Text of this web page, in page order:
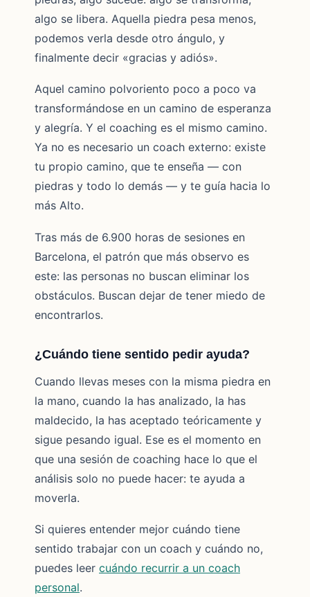
algo se libera. Aquella piedra pesa menos,
podemos verla desde otro ángulo, y
finalmente decir «gracias y adiós».
Aquel camino polvoriento poco a poco va
transformándose en un camino de esperanza
y alegría. Y el coaching es el mismo camino.
Ya no es necesario un coach externo: existe
tu propio camino, que te enseña — con
piedras y todo lo demás — y te guía hacia lo
más Alto.
Tras más de 6.900 horas de sesiones en
Barcelona, el patrón que más observo es
este: las personas no buscan eliminar los
obstáculos. Buscan dejar de tener miedo de
encontrarlos.
¿Cuándo tiene sentido pedir ayuda?
Cuando llevas meses con la misma piedra en
la mano, cuando la has analizado, la has
maldecido, la has aceptado teóricamente y
sigue pesando igual. Ese es el momento en
que una sesión de coaching hace lo que el
análisis solo no puede hacer: te ayuda a
moverla.
Si quieres entender mejor cuándo tiene
sentido trabajar con un coach y cuándo no,
puedes leer cuándo recurrir a un coach
personal.